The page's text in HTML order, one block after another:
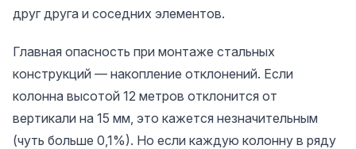
друг друга и соседних элементов.
Главная опасность при монтаже стальных
конструкций — накопление отклонений. Если
колонна высотой 12 метров отклонится от
вертикали на 15 мм, это кажется незначительным
(чуть больше 0,1%). Но если каждую колонну в ряду